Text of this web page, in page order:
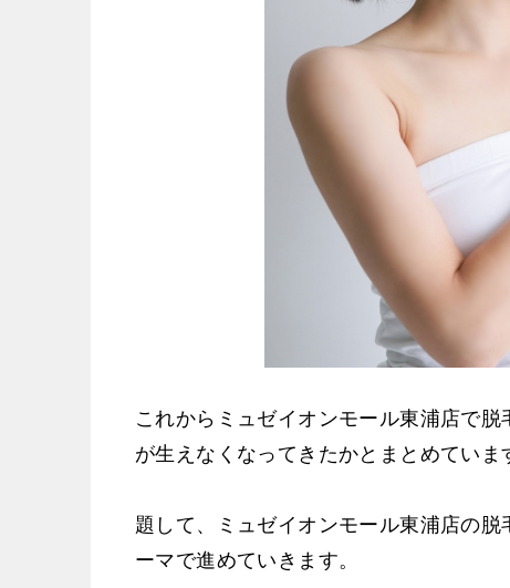
これからミュゼイオンモール東浦店で
が生えなくなってきたかとまとめていま
題して、ミュゼイオンモール東浦店の
ーマで進めていきます。